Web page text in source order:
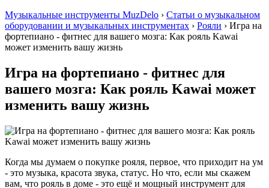
Музыкальные инструменты MuzDelo › Статьи о музыкальном
оборудовании и музыкальных инструментах › Рояли › Игра на
фортепиано - фитнес для вашего мозга: Как рояль Kawai
может изменить вашу жизнь
Игра на фортепиано - фитнес для
вашего мозга: Как рояль Kawai может
изменить вашу жизнь
Когда мы думаем о покупке рояля, первое, что приходит на ум
- это музыка, красота звука, статус. Но что, если мы скажем
вам, что рояль в доме - это ещё и мощный инструмент для